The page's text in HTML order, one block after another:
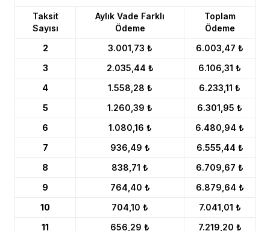
Taksit
Sayısı
Aylık Vade Farklı
Ödeme
Toplam
Ödeme
2
3.001,73 ₺
6.003,47 ₺
3
2.035,44 ₺
6.106,31 ₺
4
1.558,28 ₺
6.233,11 ₺
5
1.260,39 ₺
6.301,95 ₺
6
1.080,16 ₺
6.480,94 ₺
7
936,49 ₺
6.555,44 ₺
8
838,71 ₺
6.709,67 ₺
9
764,40 ₺
6.879,64 ₺
10
704,10 ₺
7.041,01 ₺
11
656,29 ₺
7.219,20 ₺